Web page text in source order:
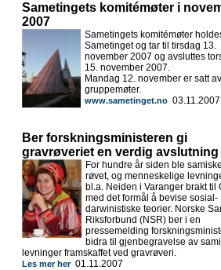
Sametingets komitémøter i
2007
Sametingets komitémøter
Sametinget og tar til tirsdag 13.
november 2007 og avsluttes
15. november 2007.
Mandag 12. november er satt
gruppemøter.
www.sametinget.no 03.11.2007
Ber forskningsministeren gi
gravrøveriet en verdig avslutning
For hundre år siden ble
røvet, og menneskelige
bl.a. Neiden i Varanger brakt til
med det formål å bevise sosial-
darwinistiske teorier. Norske
Riksforbund (NSR) ber i en
pressemelding
bidra til gjenbegravelse av
levninger framskaffet ved gravrøveri.
Les mer her01.11.2007